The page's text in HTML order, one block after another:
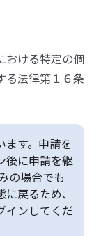
おける特定の個
る法律第１６条
ます。申請を
後に申請を継
の場合でも
戻るため、
インしてくだ